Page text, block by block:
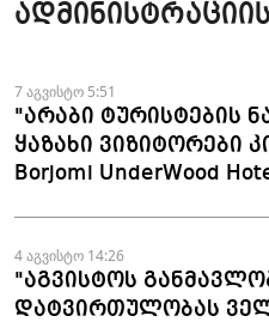
მომზადდა
7 აგვისტო 5:51
"არაბი ტურისტების
ყაზახი ვიზიტორები
Borjomi UnderWood
4 აგვისტო 14:26
"აგვისტოს
დატვირთულობას